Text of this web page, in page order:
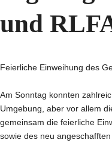
und
Feierliche Einweihung des
Am Sonntag konnten
Umgebung, aber vor allem
gemeinsam die feierliche
sowie des neu